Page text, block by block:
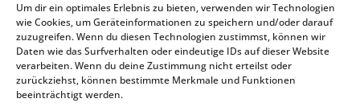
Um dir ein optimales Erlebnis zu bieten, verwenden wir Technologien
wie Cookies, um Geräteinformationen zu speichern und/oder darauf
zuzugreifen. Wenn du diesen Technologien zustimmst, können wir
Daten wie das Surfverhalten oder eindeutige IDs auf dieser Website
verarbeiten. Wenn du deine Zustimmung nicht erteilst oder
zurückziehst, können bestimmte Merkmale und Funktionen
beeinträchtigt werden.
KEINE VERANSTALTUNGEN